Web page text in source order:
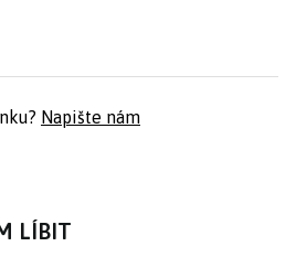
Napište nám
LÍBIT